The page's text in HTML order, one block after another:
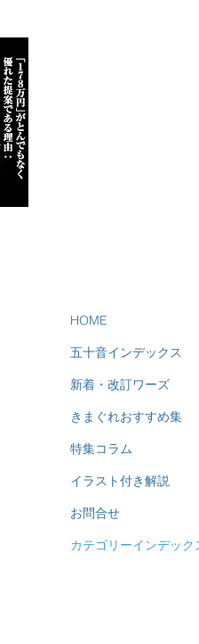
HOME
五十音インデックス
新着・改訂ワーズ
きまぐれおすすめ集
特集コラム
イラスト付き解説
お問合せ
カテゴリーインデック